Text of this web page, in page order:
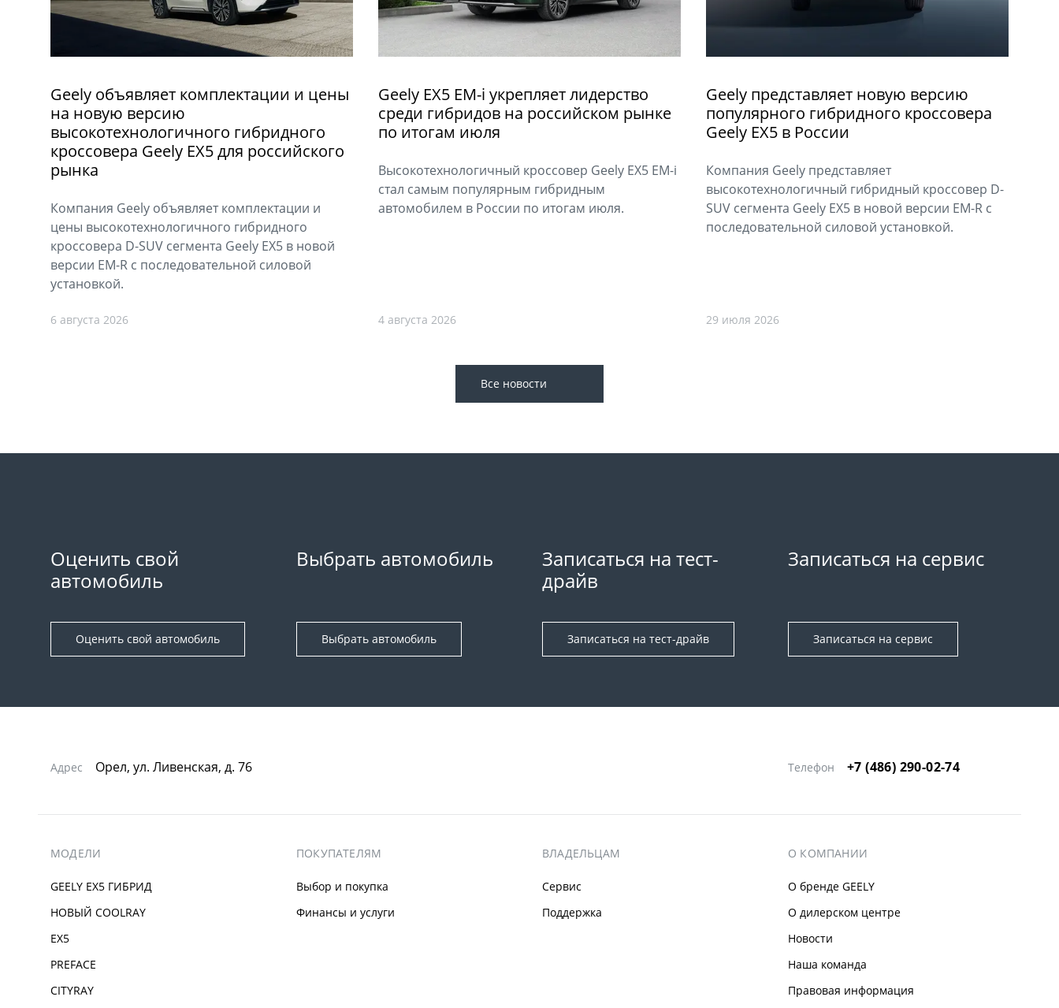
Geely объявляет комплектации и цены
на новую версию
высокотехнологичного гибридного
кроссовера Geely EX5 для российского
рынка
Компания Geely объявляет комплектации и
цены высокотехнологичного гибридного
кроссовера D-SUV сегмента Geely EX5 в новой
версии EM-R с последовательной силовой
установкой.
6 августа 2026
Geely EX5 EM-i укрепляет лидерство
среди гибридов на российском рынке
по итогам июля
Высокотехнологичный кроссовер Geely EX5 EM-i
стал самым популярным гибридным
автомобилем в России по итогам июля.
4 августа 2026
Geely представляет новую версию
популярного гибридного кроссовера
Geely EX5 в России
Компания Geely представляет
высокотехнологичный гибридный кроссовер D-
SUV сегмента Geely EX5 в новой версии EM-R с
последовательной силовой установкой.
29 июля 2026
Все новости
Оценить свой
автомобиль
Оценить свой автомобиль
Выбрать автомобиль
Выбрать автомобиль
Записаться на тест-
драйв
Записаться на тест-драйв
Записаться на сервис
Записаться на сервис
Адрес Орел, ул. Ливенская, д. 76 Телефон +7 (486) 290-02-74
МОДЕЛИ
GEELY EX5 ГИБРИД
НОВЫЙ COOLRAY
EX5
PREFACE
CITYRAY
ПОКУПАТЕЛЯМ
Выбор и покупка
Финансы и услуги
ВЛАДЕЛЬЦАМ
Сервис
Поддержка
О КОМПАНИИ
О бренде GEELY
О дилерском центре
Новости
Наша команда
Правовая информация